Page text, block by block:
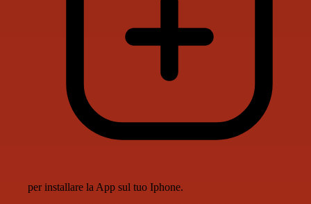
per installare la App sul tuo Iphone.